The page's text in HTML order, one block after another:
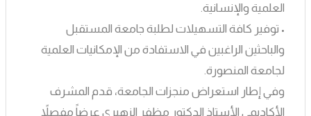
العلمية والإنسانية.
• توفير كافة التسهيلات لطلبة جامعة المستقبل
والباحثين الراغبين في الاستفادة من الإمكانيات العلمية
لجامعة المنصورة.
وفي إطار استعراض منجزات الجامعة، قدم المشرف
الأكاديمي الأستاذ الدكتور مظفر الزهيري عرضاً مفصلاً